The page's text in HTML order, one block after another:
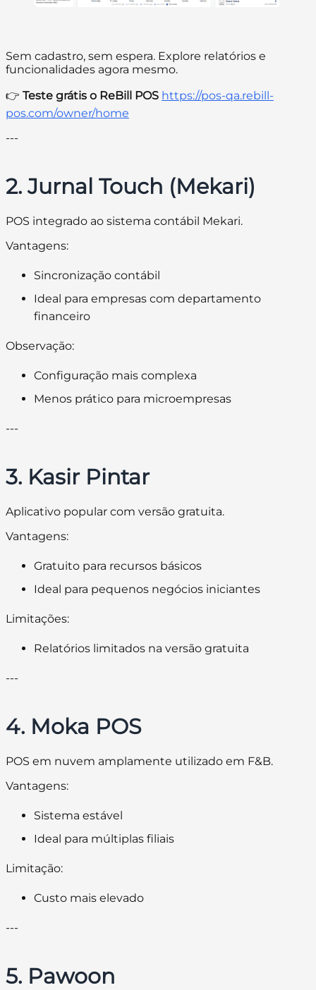
Sem cadastro, sem espera. Explore relatórios e
funcionalidades agora mesmo.
👉 Teste grátis o ReBill POS https://pos-qa.rebill-
pos.com/owner/home
---
2. Jurnal Touch (Mekari)
POS integrado ao sistema contábil Mekari.
Vantagens:
Sincronização contábil
Ideal para empresas com departamento
financeiro
Observação:
Configuração mais complexa
Menos prático para microempresas
---
3. Kasir Pintar
Aplicativo popular com versão gratuita.
Vantagens:
Gratuito para recursos básicos
Ideal para pequenos negócios iniciantes
Limitações:
Relatórios limitados na versão gratuita
---
4. Moka POS
POS em nuvem amplamente utilizado em F&B.
Vantagens:
Sistema estável
Ideal para múltiplas filiais
Limitação:
Custo mais elevado
---
5. Pawoon